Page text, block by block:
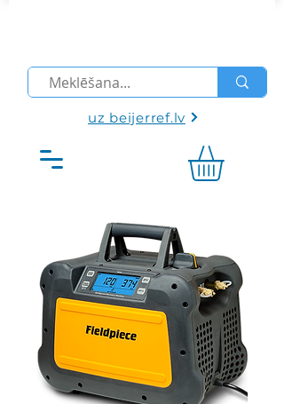
uz beijerref.lv